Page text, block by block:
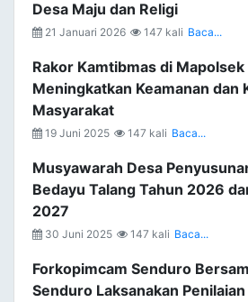
Desa Maju dan Religi
21 Januari 2026 147 kali Baca...
Rakor Kamtibmas di
Meningkatkan Keamanan dan
Masyarakat
19 Juni 2025 147 kali Baca...
Musyawarah Desa
Bedayu Talang Tahun 2026
2027
30 Juni 2025 147 kali Baca...
Forkopimcam Senduro
Senduro Laksanakan